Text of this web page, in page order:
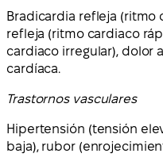
Bradicardia refleja (ritmo
refleja (ritmo cardiaco
cardiaco irregular), dolor
cardíaca.
Trastornos vasculares
Hipertensión (tensión
baja), rubor